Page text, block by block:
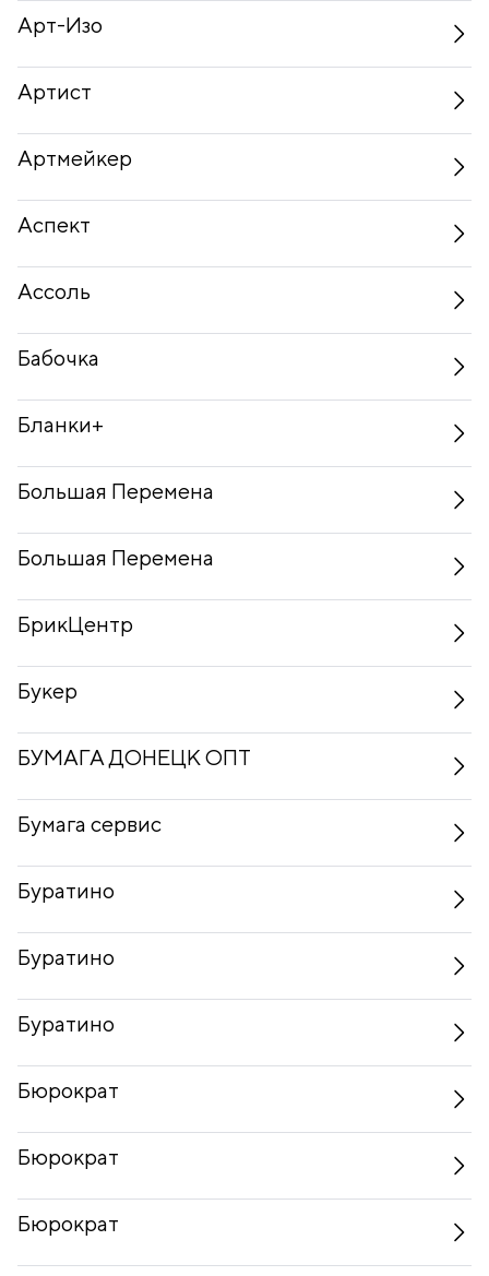
Арт-Изо
Артист
Артмейкер
Аспект
Ассоль
Бабочка
Бланки+
Большая Перемена
Большая Перемена
БрикЦентр
Букер
БУМАГА ДОНЕЦК ОПТ
Бумага сервис
Буратино
Буратино
Буратино
Бюрократ
Бюрократ
Бюрократ